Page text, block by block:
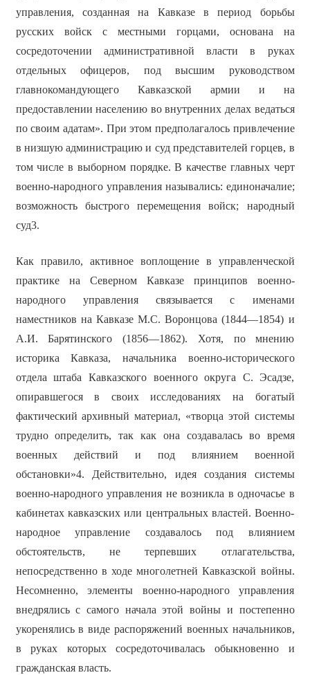
управления, созданная на Кавказе в период борьбы
русских войск с местными горцами, основана на
сосредоточении административной власти в руках
отдельных офицеров, под высшим руководством
главнокомандующего Кавказской армии и на
предоставлении населению во внутренних делах ведаться
по своим адатам». При этом предполагалось привлечение
в низшую администрацию и суд представителей горцев, в
том числе в выборном порядке. В качестве главных черт
военно-народного управления назывались: единоначалие;
возможность быстрого перемещения войск; народный
суд3.
Как правило, активное воплощение в управленческой
практике на Северном Кавказе принципов военно-
народного управления связывается с именами
наместников на Кавказе М.С. Воронцова (1844—1854) и
А.И. Барятинского (1856—1862). Хотя, по мнению
историка Кавказа, начальника военно-исторического
отдела штаба Кавказского военного округа С. Эсадзе,
опиравшегося в своих исследованиях на богатый
фактический архивный материал, «творца этой системы
трудно определить, так как она создавалась во время
военных действий и под влиянием военной
обстановки»4. Действительно, идея создания системы
военно-народного управления не возникла в одночасье в
кабинетах кавказских или центральных властей. Военно-
народное управление создавалось под влиянием
обстоятельств, не терпевших отлагательства,
непосредственно в ходе многолетней Кавказской войны.
Несомненно, элементы военно-народного управления
внедрялись с самого начала этой войны и постепенно
укоренялись в виде распоряжений военных начальников,
в руках которых сосредоточивалась обыкновенно и
гражданская власть.